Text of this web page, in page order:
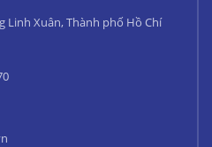
Linh Xuân, Thành phố Hồ Chí